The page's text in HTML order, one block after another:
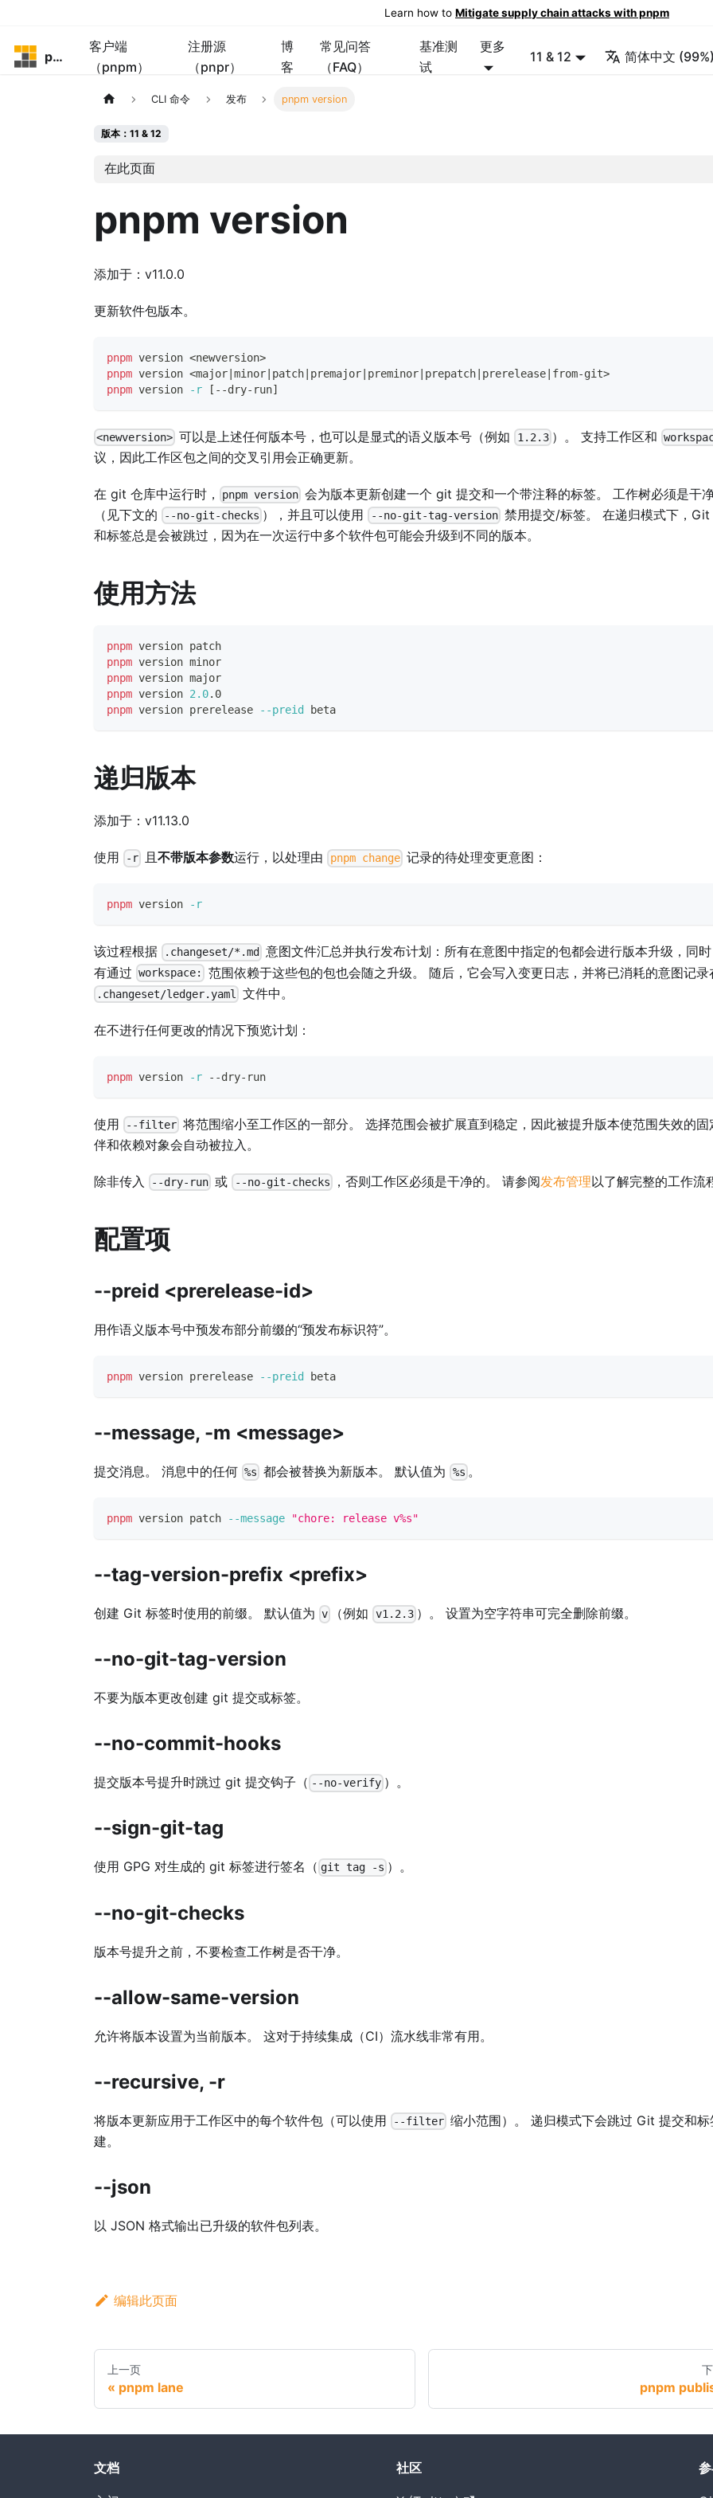
Learn how to Mitigate supply chain attacks with pnpm
pnpm
客户端
（pnpm）
注册源
（pnpr）
博
客
常见问答
（FAQ）
基准测
试
更多
11 & 12 简体中文
CLI 命令 发布 pnpm version
版本：11 & 12
在此页面
pnpm version
添加于：v11.0.0
更新软件包版本。
pnpm version <newversion>
pnpm version <major minor patch premajor preminor prepatch prerelease from-git>
pnpm version -r [ --dry-run]
<newversion> 可以是上述任何版本号，也可以是显式的语义版本号（例如 1.2.3）。 支持工作区和
议，因此工作区包之间的交叉引用会正确更新。
在 git 仓库中运行时， pnpm version 会为版本更新创建一个 git 提交和一个带注释的标签。 工作树必须是干
（见下文的
--no-git-checks ），并且可以使用 --no-git-tag-version禁用提交/标签。 在递归模式下，Git
和标签总是会被跳过，因为在一次运行中多个软件包可能会升级到不同的版本。
使用方法
pnpm version patch
pnpm version minor
pnpm version major
pnpm version 2.0.0
pnpm version prerelease --preid beta
递归版本
添加于：v11.13.0
使用 -r 且不带版本参数运行，以处理由 pnpm change记录的待处理变更意图：
pnpm version -r
该过程根据 .changeset/*.md
意图文件汇总并执行发布计划：所有在意图中指定的包都会进行版本升级，同
有通过 workspace: 范围依赖于这些包的包也会随之升级。 随后，它会写入变更日志，并将已消耗的意图记录
.changeset/ledger.yaml 文件中。
在不进行任何更改的情况下预览计划：
pnpm version -r --dry-run
使用 --filter 将范围缩小至工作区的一部分。 选择范围会被扩展直到稳定，因此被提升版本使范围失效的固
伴和依赖对象会自动被拉入。
除非传入 --dry-run 或 --no-git-checks ，否则工作区必须是干净的。 请参阅发布管理以了解完整的工作流
配置项
--preid <prerelease-id>
用作语义版本号中预发布部分前缀的“预发布标识符”。
pnpm version prerelease --preid beta
--message, -m <message>
提交消息。 消息中的任何 %s 都会被替换为新版本。 默认值为 %s 。
pnpm version patch --message "chore: release v%s"
--tag-version-prefix <prefix>
创建 Git 标签时使用的前缀。 默认值为 v （例如 v1.2.3）。 设置为空字符串可完全删除前缀。
--no-git-tag-version
不要为版本更改创建 git 提交或标签。
--no-commit-hooks
提交版本号提升时跳过 git 提交钩子（ --no-verify ）。
--sign-git-tag
使用 GPG 对生成的 git 标签进行签名（ git tag -s ）。
--no-git-checks
版本号提升之前，不要检查工作树是否干净。
--allow-same-version
允许将版本设置为当前版本。 这对于持续集成（CI）流水线非常有用。
--recursive, -r
将版本更新应用于工作区中的每个软件包（可以使用 --filter 缩小范围）。 递归模式下会跳过 Git 提交和标
建。
--json
以 JSON 格式输出已升级的软件包列表。
编辑此页面
上一页
pnpm lane pnpm
文档 社区